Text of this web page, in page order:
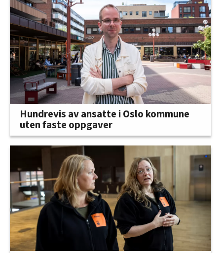
Hundrevis av ansatte i Oslo kommune
uten faste oppgaver